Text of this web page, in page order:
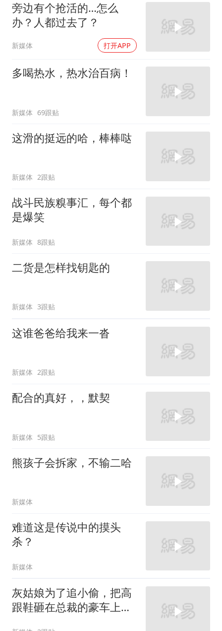
旁边有个抢活的…怎么
办？人都过去了？
新媒体 打开APP
多喝热水，热水治百病！
新媒体 69跟贴
这滑的挺远的哈，棒棒哒
新媒体 2跟贴
战斗民族糗事汇，每个都
是爆笑
新媒体 8跟贴
二货是怎样找钥匙的
新媒体 3跟贴
这谁爸爸给我来一沓
新媒体 2跟贴
配合的真好，，默契
新媒体 5跟贴
熊孩子会拆家，不输二哈
新媒体
难道这是传说中的摸头
杀？
新媒体
灰姑娘为了追小偷，把高
跟鞋砸在总裁的豪车上，